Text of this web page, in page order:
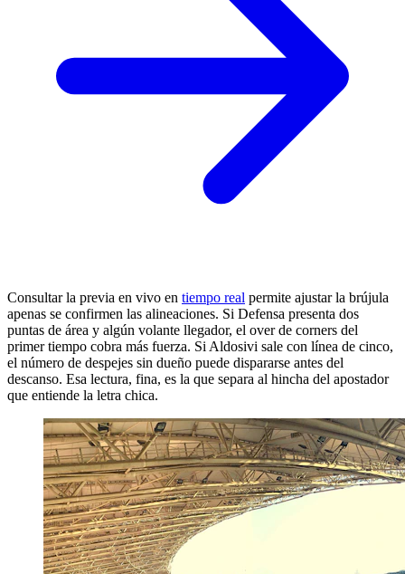
Consultar la previa en vivo en tiempo real permite ajustar la brújula
apenas se confirmen las alineaciones. Si Defensa presenta dos
puntas de área y algún volante llegador, el over de corners del
primer tiempo cobra más fuerza. Si Aldosivi sale con línea de cinco,
el número de despejes sin dueño puede dispararse antes del
descanso. Esa lectura, fina, es la que separa al hincha del apostador
que entiende la letra chica.